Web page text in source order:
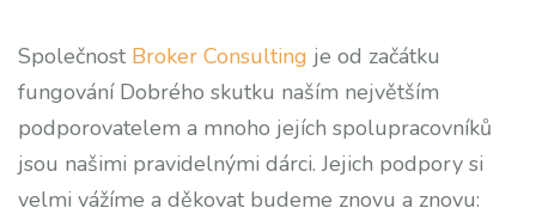
Společnost Broker Consulting je od začátku
fungování Dobrého skutku naším největším
podporovatelem a mnoho jejích spolupracovníků
jsou našimi pravidelnými dárci. Jejich podpory si
velmi vážíme a děkovat budeme znovu a znovu: